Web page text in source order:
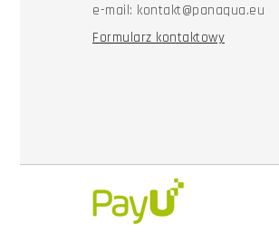
e-mail: kontakt@panaqua.eu
Formularz kontaktowy